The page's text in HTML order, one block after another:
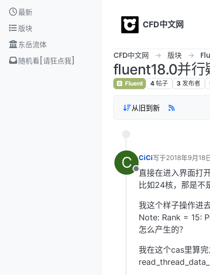
Skip to content
最新
版块
东岳流体
随机看[请狂点我]
CFD中文网
CFD中文网 版块
fluent18.0并行
Fluent 4 帖子 3 发布者
从旧到新
C
离线
CiCi写于2018年9月18
最后由 编辑
直接在进入界面打
比如24核，那是不
我这个样子操作进
Note: Rank = 15:
怎么产生的？
我在这个cas里算